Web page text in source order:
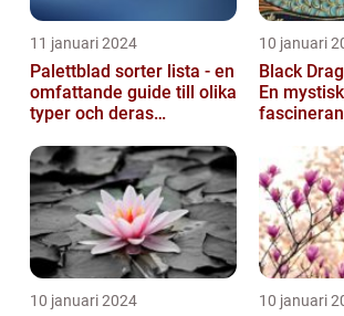
11 januari 2024
Palettblad sorter lista - en
omfattande guide till olika
typer och deras
10 januari
Black
En
10 januari 2024 10 januari